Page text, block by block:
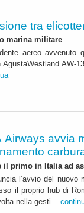
tra
marina militare
aereo avvenuto
AW-
Airways avvia
il primo in Italia ad
l’avvio del
il proprio hub di
nella gesti...